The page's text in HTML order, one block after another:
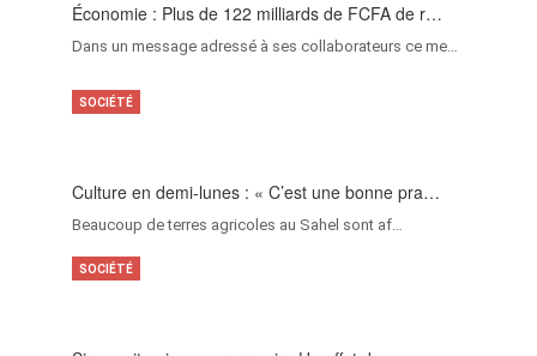
Économie : Plus de 122 milliards de FCFA de r…
Dans un message adressé à ses collaborateurs ce me…
Culture en demi-lunes : « C’est une bonne pra…
Beaucoup de terres agricoles au Sahel sont af…
SOCIÉTÉ
SOCIÉTÉ